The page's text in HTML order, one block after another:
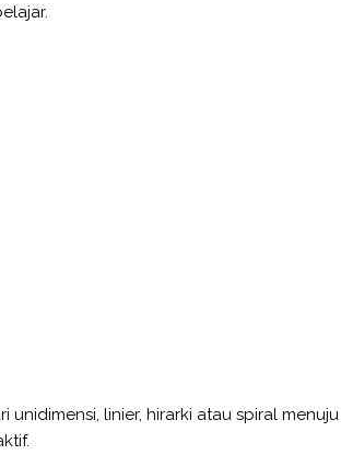
linier, hirarki atau spiral menuju